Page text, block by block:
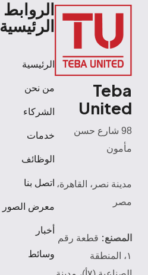
Teba
United
98 شارع حسن
مأمون
مدينة نصر، القاهرة،
مصر
المصنع: قطعة رقم
١، المنطقة
الروابط
الرئيسية
الرئيسية
من نحن
الشركاء
خدمات
الوظائف
اتصل بنا
معرض الصور
أخبار
وسائط